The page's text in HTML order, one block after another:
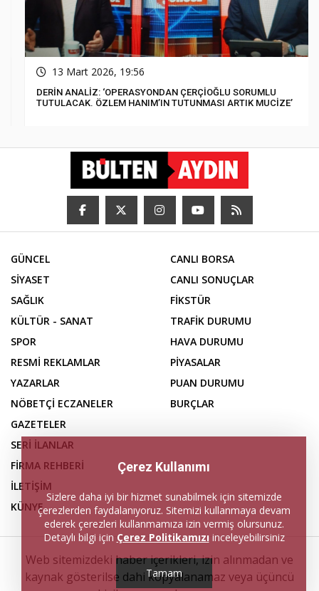
13 Mart 2026, 19:56
DERİN ANALİZ: ‘OPERASYONDAN ÇERÇİOĞLU SORUMLU
TUTULACAK. ÖZLEM HANIM’IN TUTUNMASI ARTIK MUCİZE’
GÜNCEL
SİYASET
SAĞLIK
KÜLTÜR - SANAT
SPOR
RESMİ REKLAMLAR
YAZARLAR
NÖBETÇİ ECZANELER
CANLI BORSA
CANLI SONUÇLAR
FİKSTÜR
TRAFİK DURUMU
HAVA DURUMU
PİYASALAR
PUAN DURUMU
BURÇLAR
GAZETELER
SERİ İLANLAR
FİRMA REHBERİ
İLETİŞİM
KÜNYE
Web sitemizdeki haber içerikleri, izin alınmadan ve
kaynak gösterilse dahi kopyalanamaz veya üçüncü
Çerez Kullanımı
Sizlere daha iyi bir hizmet sunabilmek için sitemizde
çerezlerden faydalanıyoruz. Sitemizi kullanmaya devam
ederek çerezleri kullanmamıza izin vermiş olursunuz.
Detaylı bilgi için Çerez Politikamızı inceleyebilirsiniz
Tamam